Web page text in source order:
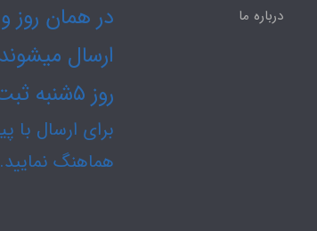
درباره ما
در همان روز
ارسال
روز ۵شنبه ثبت شود در روز شنبه ارسال میشود.
برای ارسال با
هماهنگ نمایید.